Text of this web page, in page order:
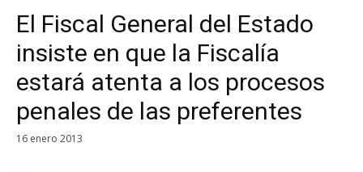
El Fiscal General del Estado
insiste en que la Fiscalía
estará atenta a los procesos
penales de las preferentes
16 enero 2013